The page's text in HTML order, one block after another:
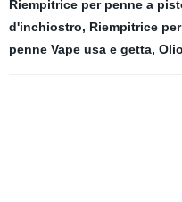
Riempitrice per penne a
d'inchiostro, Riempitrice
penne Vape usa e getta,